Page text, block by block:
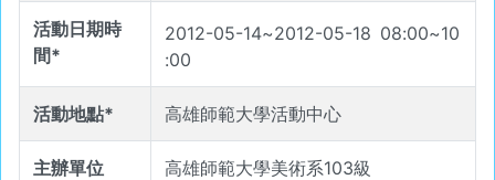
活動日期時
間*
2012-05-14~2012-05-18 08:00~10
:00
活動地點* 高雄師範大學活動中心
主辦單位 高雄師範大學美術系103級